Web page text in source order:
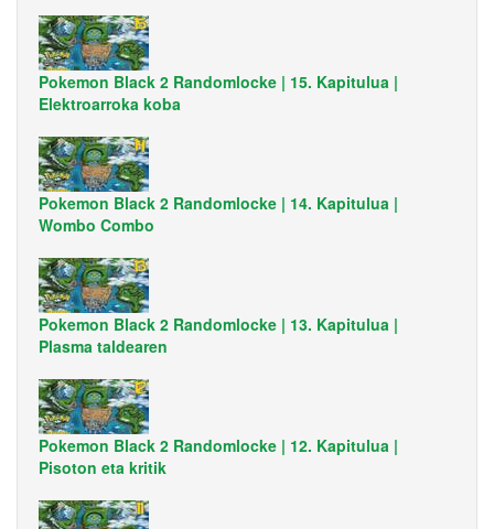
Pokemon Black 2 Randomlocke | 15. Kapitulua |
Elektroarroka koba
Pokemon Black 2 Randomlocke | 14. Kapitulua |
Wombo Combo
Pokemon Black 2 Randomlocke | 13. Kapitulua |
Plasma taldearen
Pokemon Black 2 Randomlocke | 12. Kapitulua |
Pisoton eta kritik